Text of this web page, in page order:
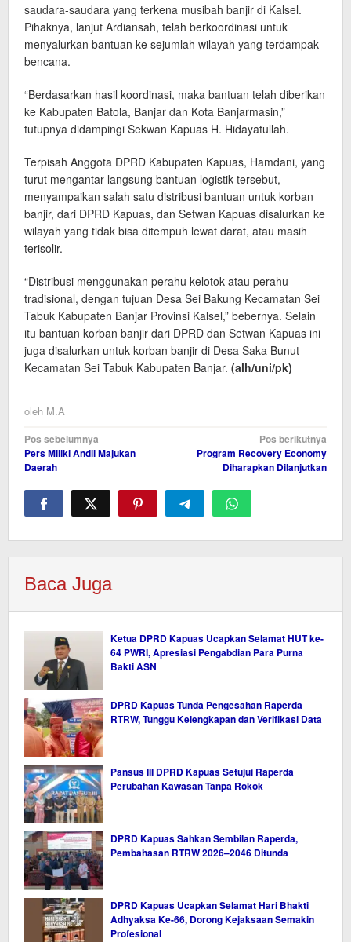
saudara-saudara yang terkena musibah banjir di Kalsel.
Pihaknya, lanjut Ardiansah, telah berkoordinasi untuk
menyalurkan bantuan ke sejumlah wilayah yang terdampak
bencana.
“Berdasarkan hasil koordinasi, maka bantuan telah diberikan
ke Kabupaten Batola, Banjar dan Kota Banjarmasin,”
tutupnya didampingi Sekwan Kapuas H. Hidayatullah.
Terpisah Anggota DPRD Kabupaten Kapuas, Hamdani, yang
turut mengantar langsung bantuan logistik tersebut,
menyampaikan salah satu distribusi bantuan untuk korban
banjir, dari DPRD Kapuas, dan Setwan Kapuas disalurkan ke
wilayah yang tidak bisa ditempuh lewat darat, atau masih
terisolir.
“Distribusi menggunakan perahu kelotok atau perahu
tradisional, dengan tujuan Desa Sei Bakung Kecamatan Sei
Tabuk Kabupaten Banjar Provinsi Kalsel,” bebernya. Selain
itu bantuan korban banjir dari DPRD dan Setwan Kapuas ini
juga disalurkan untuk korban banjir di Desa Saka Bunut
Kecamatan Sei Tabuk Kabupaten Banjar. (alh/uni/pk)
oleh M.A
Navigasi
pos
Pos sebelumnya
Pers Miliki Andil Majukan
Daerah
Pos berikutnya
Program Recovery Economy
Diharapkan Dilanjutkan
Baca Juga
Ketua DPRD Kapuas Ucapkan Selamat HUT ke-
64 PWRI, Apresiasi Pengabdian Para Purna
Bakti ASN
DPRD Kapuas Tunda Pengesahan Raperda
RTRW, Tunggu Kelengkapan dan Verifikasi Data
Pansus III DPRD Kapuas Setujui Raperda
Perubahan Kawasan Tanpa Rokok
DPRD Kapuas Sahkan Sembilan Raperda,
Pembahasan RTRW 2026–2046 Ditunda
DPRD Kapuas Ucapkan Selamat Hari Bhakti
Adhyaksa Ke-66, Dorong Kejaksaan Semakin
Profesional